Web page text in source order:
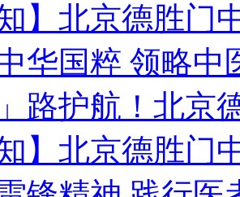
知】北京德胜门
华国粹 领略
」路护航！北京
知】北京德胜门